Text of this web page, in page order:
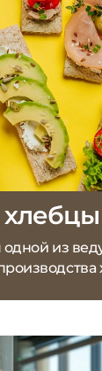
хлебцы
одной из